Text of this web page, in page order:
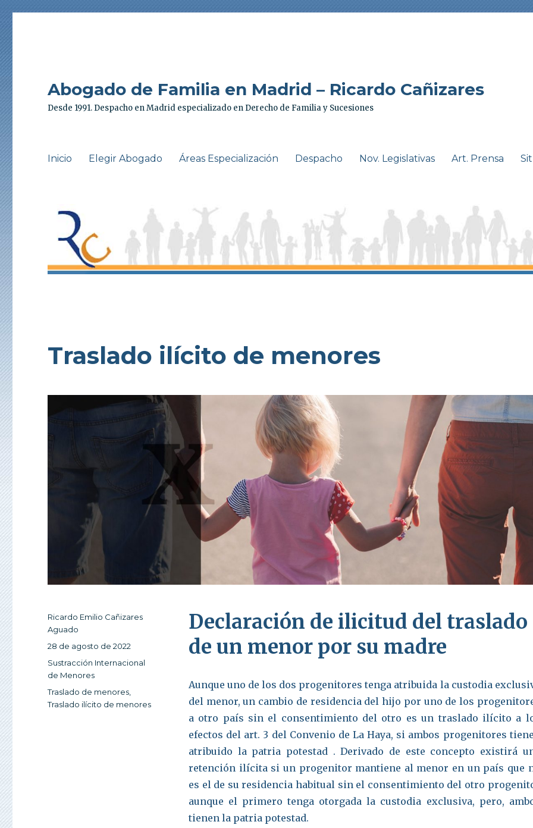
Abogado de Familia en Madrid – Ricardo Cañizares
Desde 1991. Despacho en Madrid especializado en Derecho de Familia y Sucesiones
Inicio Elegir Abogado Áreas Especialización Despacho Nov. Legislativas Art. Prensa
Traslado ilícito de menores
Declaración de ilicitud del traslado
de un menor por su madre
Aunque uno de los dos progenitores tenga atribuida la custodia
del menor, un cambio de residencia del hijo por uno de los
a otro país sin el consentimiento del otro es un traslado ilícito a
efectos del art. 3 del Convenio de La Haya, si ambos progenitores
atribuido la patria potestad . Derivado de este concepto existirá
retención ilícita si un progenitor mantiene al menor en un país que
es el de su residencia habitual sin el consentimiento del otro
aunque el primero tenga otorgada la custodia exclusiva, pero,
tienen la patria potestad.
Autor
Ricardo Emilio Cañizares
Aguado
Publicado
28 de agosto de 2022
Categorías
Sustracción Internacional
de Menores
Etiquetas
Traslado de menores
Traslado ilícito de menores